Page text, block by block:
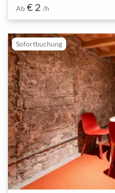
Ab € 2 /h
Sofortbuchung